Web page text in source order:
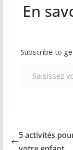
En
Subscribe to
5 activités